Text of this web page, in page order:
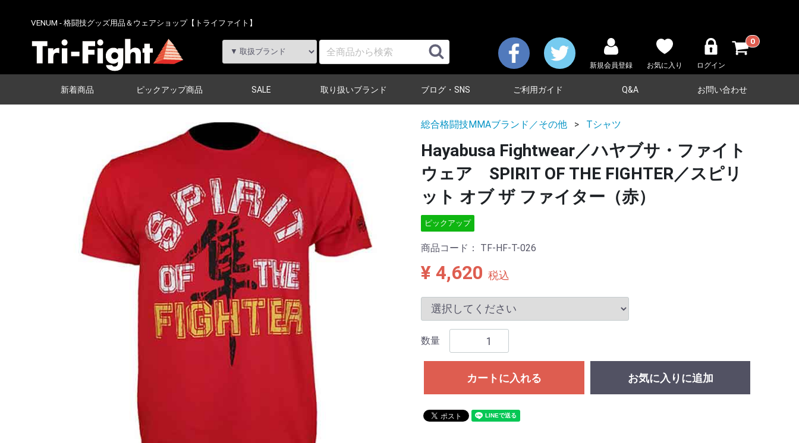
VENUM - 格闘技グッズ用品＆ウェアショップ【トライファイト】
新規会員登録 お気に入り ログイン
0
新着商品 ピックアップ商品 SALE 取り扱いブランド ブログ・SNS ご利用ガイド Q&A お問い合わせ
総合格闘技MMAブランド／その他 Tシャツ
Hayabusa Fightwear／ハヤブサ・ファイト
ウェア SPIRIT OF THE FIGHTER／スピリ
ット オブ ザ ファイター（赤）
ピックアップ
商品コード： TF-HF-T-026
¥ 4,620 税込
数量
カートに入れる お気に入りに追加